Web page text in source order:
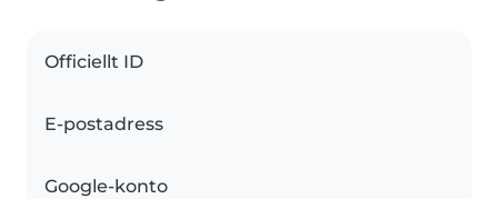
Officiellt ID
E-postadress
Google-konto